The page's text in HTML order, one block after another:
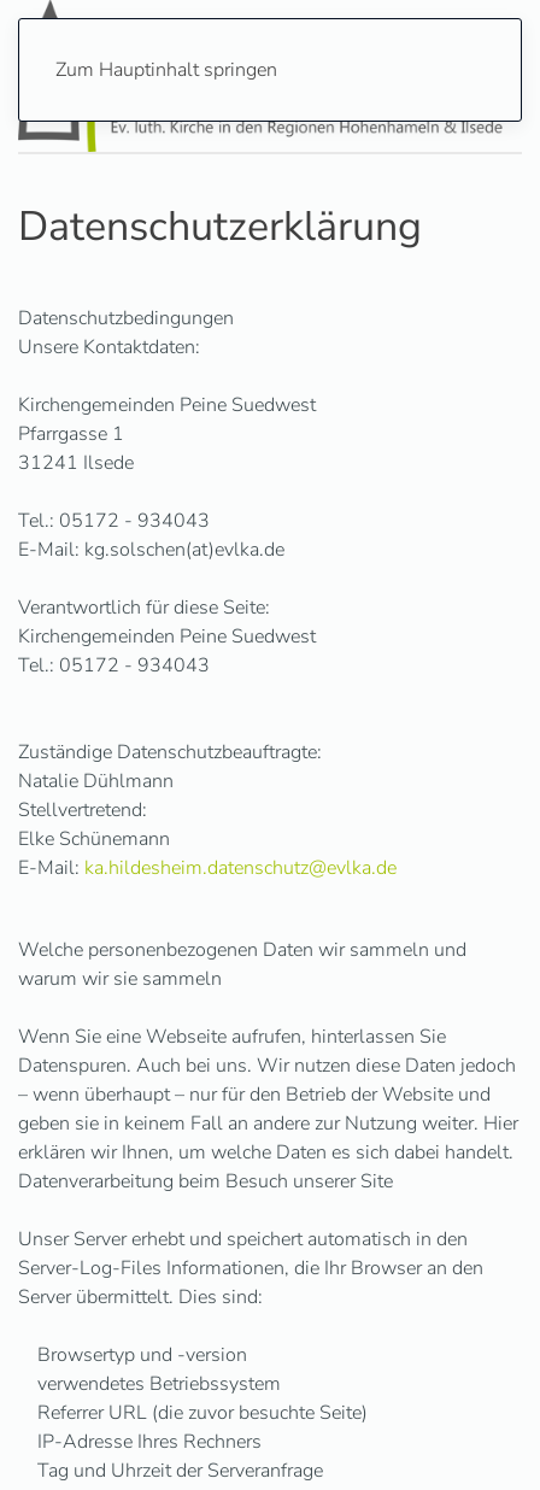
Zum Hauptinhalt springen
Datenschutzerklärung
Datenschutzbedingungen
Unsere Kontaktdaten:
Kirchengemeinden Peine Suedwest
Pfarrgasse 1
31241 Ilsede
Tel.: 05172 - 934043
E-Mail: kg.solschen(at)evlka.de
Verantwortlich für diese Seite:
Kirchengemeinden Peine Suedwest
Tel.: 05172 - 934043
Zuständige Datenschutzbeauftragte:
Natalie Dühlmann
Stellvertretend:
Elke Schünemann
E-Mail: ka.hildesheim.datenschutz@evlka.de
Welche personenbezogenen Daten wir sammeln und
warum wir sie sammeln
Wenn Sie eine Webseite aufrufen, hinterlassen Sie
Datenspuren. Auch bei uns. Wir nutzen diese Daten jedoch
– wenn überhaupt – nur für den Betrieb der Website und
geben sie in keinem Fall an andere zur Nutzung weiter. Hier
erklären wir Ihnen, um welche Daten es sich dabei handelt.
Datenverarbeitung beim Besuch unserer Site
Unser Server erhebt und speichert automatisch in den
Server-Log-Files Informationen, die Ihr Browser an den
Server übermittelt. Dies sind:
Browsertyp und -version
verwendetes Betriebssystem
Referrer URL (die zuvor besuchte Seite)
IP-Adresse Ihres Rechners
Tag und Uhrzeit der Serveranfrage